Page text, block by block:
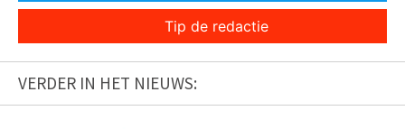
Tip de redactie
VERDER IN HET NIEUWS: